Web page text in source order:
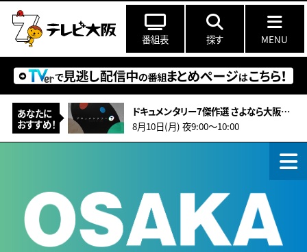
番組表 探す MENU
あなたに
おすすめ！
ドキュメンタリー7傑作選 さよなら大阪松竹座 ～俳優たちの別れと覚悟の舞台裏～
8月10日(月) 夜9:00～10:00